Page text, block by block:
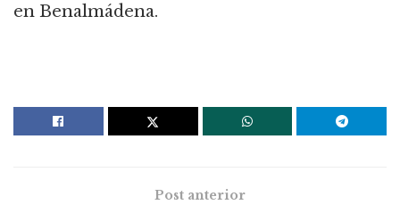
en Benalmádena.
Post anterior